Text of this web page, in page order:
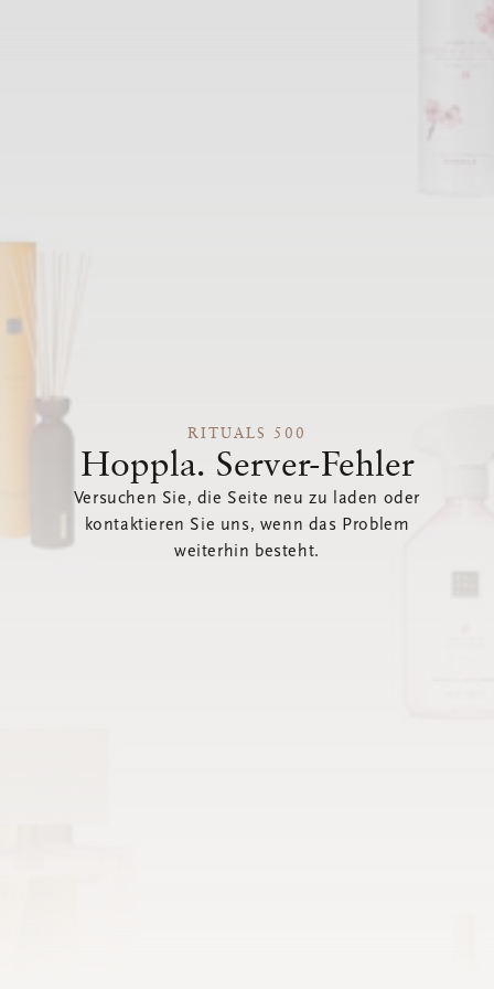
RITUALS 500
Hoppla. Server-Fehler
Versuchen Sie, die Seite neu zu laden oder
kontaktieren Sie uns, wenn das Problem
weiterhin besteht.